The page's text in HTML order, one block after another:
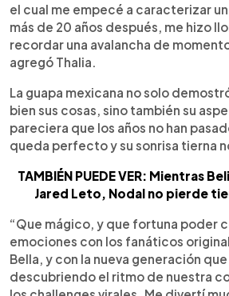
el cual me empecé a caracterizar
más de 20 años después, me hizo
recordar una avalancha de
agregó Thalia.
La guapa mexicana no solo
bien sus cosas, sino también su
pareciera que los años no han
queda perfecto y su sonrisa tierna
TAMBIÉN PUEDE VER: Mientras
Jared Leto, Nodal no pierde
“Que mágico, y que fortuna poder
emociones con los fanáticos
Bella, y con la nueva generación
descubriendo el ritmo de nuestra